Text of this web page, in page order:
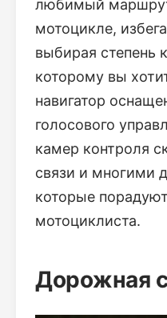
любимый
мотоцикле,
выбирая степень
которому вы
навигатор
голосового
камер контроля
связи и многими
которые
мотоциклиста.
Дорожная